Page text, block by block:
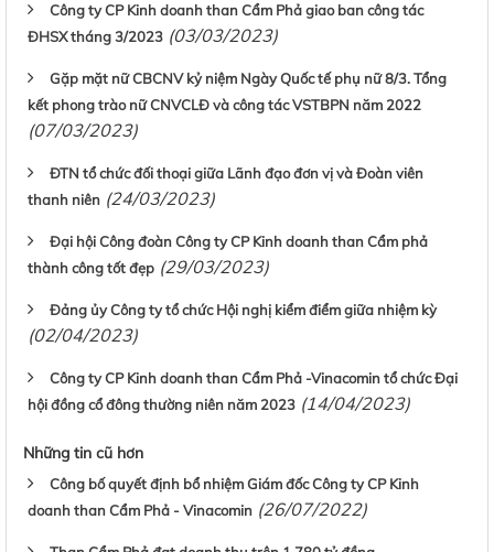
Công ty CP Kinh doanh than Cẩm Phả giao ban công tác
ĐHSX tháng 3/2023 (03/03/2023)
Gặp mặt nữ CBCNV kỷ niệm Ngày Quốc tế phụ nữ 8/3. Tổng
kết phong trào nữ CNVCLĐ và công tác VSTBPN năm 2022
(07/03/2023)
ĐTN tổ chức đối thoại giữa Lãnh đạo đơn vị và Đoàn viên
thanh niên (24/03/2023)
Đại hội Công đoàn Công ty CP Kinh doanh than Cẩm phả
thành công tốt đẹp (29/03/2023)
Đảng ủy Công ty tổ chức Hội nghị kiểm điểm giữa nhiệm kỳ
(02/04/2023)
Công ty CP Kinh doanh than Cẩm Phả -Vinacomin tổ chức Đại
hội đồng cổ đông thường niên năm 2023 (14/04/2023)
Những tin cũ hơn
Công bố quyết định bổ nhiệm Giám đốc Công ty CP Kinh
doanh than Cẩm Phả - Vinacomin (26/07/2022)